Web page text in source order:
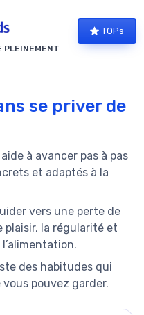
PLEINEMENT
TOPs
se priver de
à avancer pas à pas
et adaptés à la
vers une perte de
plaisir, la régularité et
des habitudes qui
pouvez garder.